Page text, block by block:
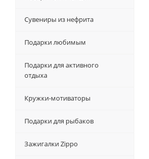
Сувениры из нефрита
Подарки любимым
Подарки для активного
отдыха
Кружки-мотиваторы
Подарки для рыбаков
Зажигалки Zippo